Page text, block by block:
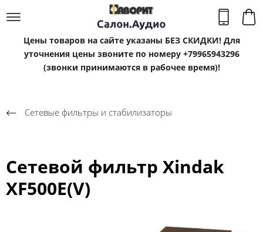
Цены товаров на сайте указаны БЕЗ СКИДКИ! Для
уточнения цены звоните по номеру +79965943296
(звонки принимаются в рабочее время)!
Сетевые фильтры и стабилизаторы
Сетевой фильтр Xindak
XF500E(V)